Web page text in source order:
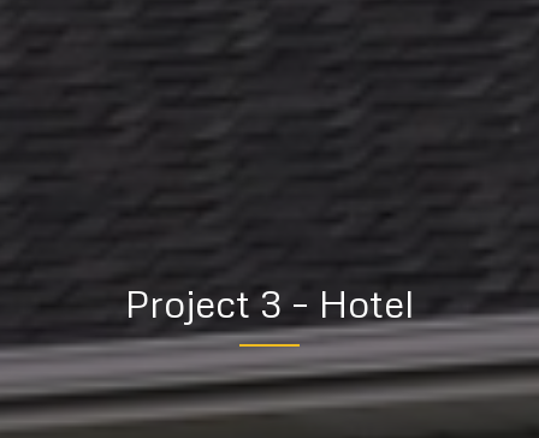
Project 3 – Hotel